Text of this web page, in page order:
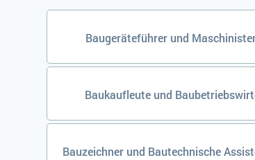
Baugeräteführer und
Baukaufleute und
Bauzeichner und Bautechnische